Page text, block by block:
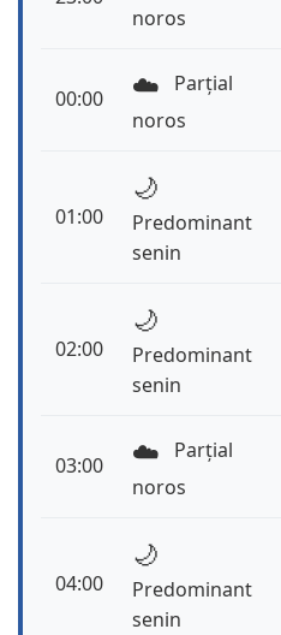
noros
00:00 ☁️
Parțial
noros
01:00
🌙
Predominant
senin
02:00
🌙
Predominant
senin
03:00 ☁️
Parțial
noros
04:00
🌙
Predominant
senin